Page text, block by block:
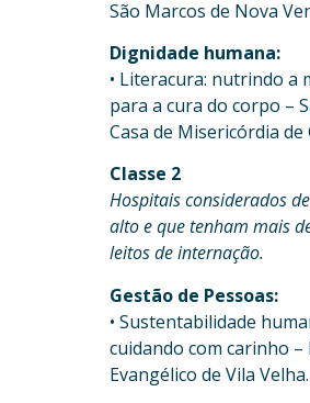
São Marcos de Nova
Dignidade humana:
• Literacura: nutrindo a
para a cura do corpo –
Casa de Misericórdia de
Classe 2
Hospitais considerados
alto e que tenham mais
leitos de internação.
Gestão de Pessoas:
• Sustentabilidade
cuidando com carinho –
Evangélico de Vila Velha.